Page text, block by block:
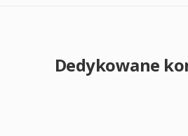
Dedykowane